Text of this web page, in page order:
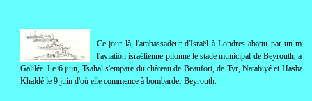
Ce jour là, l'ambassadeur d'Israël à Londres abattu par un
l'aviation israélienne pilonne le stade municipal de Beyrouth,
Galilée. Le 6 juin, Tsahal s'empare du château de Beaufort, de Tyr, Natabiyé et
Khaldé le 9 juin d'où elle commence à bombarder Beyrouth.